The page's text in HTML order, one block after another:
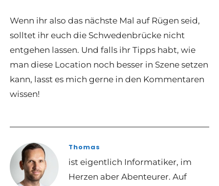
Wenn ihr also das nächste Mal auf Rügen seid,
solltet ihr euch die Schwedenbrücke nicht
entgehen lassen. Und falls ihr Tipps habt, wie
man diese Location noch besser in Szene setzen
kann, lasst es mich gerne in den Kommentaren
wissen!
Thomas
ist eigentlich Informatiker, im
Herzen aber Abenteurer. Auf